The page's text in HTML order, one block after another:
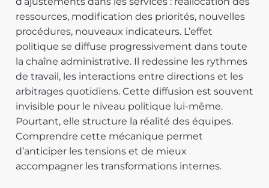
ressources, modification des priorités, nouvelles
procédures, nouveaux indicateurs. L’effet
politique se diffuse progressivement dans toute
la chaîne administrative. Il redessine les rythmes
de travail, les interactions entre directions et les
arbitrages quotidiens. Cette diffusion est souvent
invisible pour le niveau politique lui-même.
Pourtant, elle structure la réalité des équipes.
Comprendre cette mécanique permet
d’anticiper les tensions et de mieux
accompagner les transformations internes.